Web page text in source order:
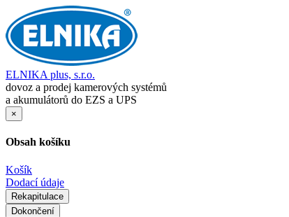
ELNIKA plus, s.r.o.
dovoz a prodej kamerových systémů
a akumulátorů do EZS a UPS
×
Obsah košíku
Košík
Dodací údaje
Rekapitulace
Dokončení